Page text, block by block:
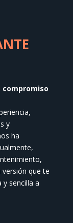
compromiso
y
ha
que te
sencilla a